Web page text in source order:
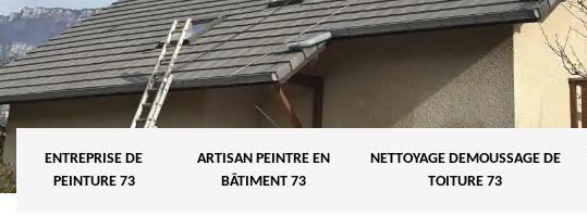
ENTREPRISE DE
PEINTURE 73
ARTISAN PEINTRE EN
BÂTIMENT 73
NETTOYAGE DEMOUSSAGE DE
TOITURE 73